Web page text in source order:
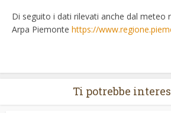
Di seguito i dati rilevati anche dal meteo
Arpa Piemonte https://
Ti potrebbe